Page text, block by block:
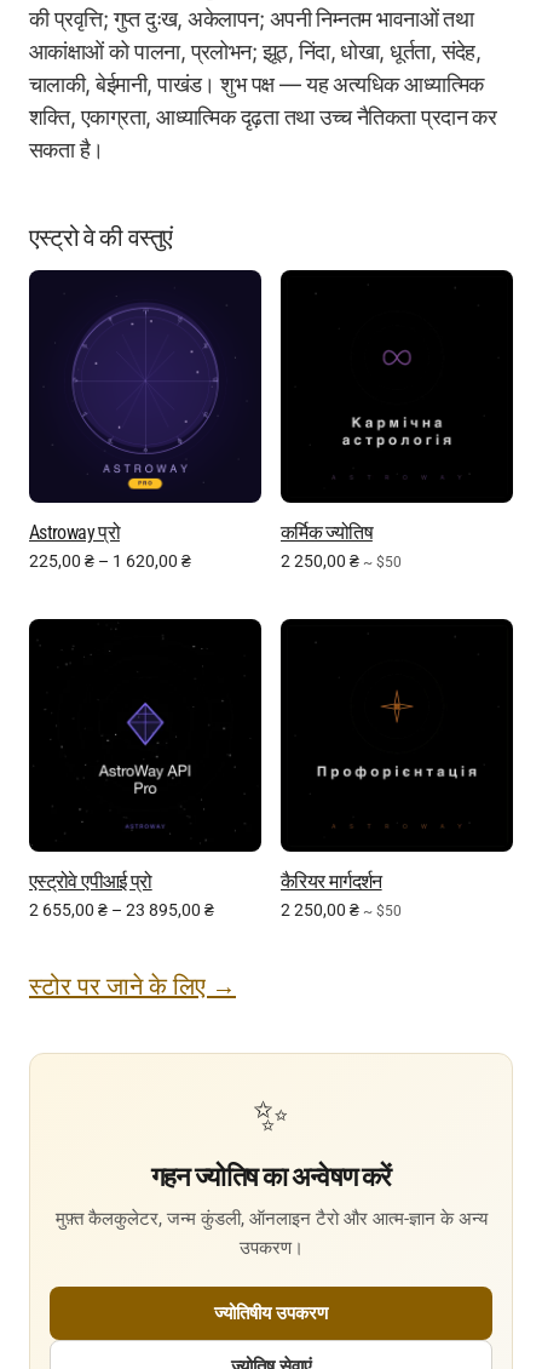
की प्रवृत्ति; गुप्त दुःख, अकेलापन; अपनी निम्नतम भावनाओं तथा
आकांक्षाओं को पालना, प्रलोभन; झूठ, निंदा, धोखा, धूर्तता, संदेह,
चालाकी, बेईमानी, पाखंड। शुभ पक्ष — यह अत्यधिक आध्यात्मिक
शक्ति, एकाग्रता, आध्यात्मिक दृढ़ता तथा उच्च नैतिकता प्रदान कर
सकता है।
एस्ट्रो वे की वस्तुएं
Astroway प्रो
225,00 ₴ – 1 620,00 ₴
कर्मिक ज्योतिष
2 250,00 ₴ ~ $50
एस्ट्रोवे एपीआई प्रो
2 655,00 ₴ – 23 895,00 ₴
कैरियर मार्गदर्शन
2 250,00 ₴ ~ $50
स्टोर पर जाने के लिए →
✨
गहन ज्योतिष का अन्वेषण करें
मुफ़्त कैलकुलेटर, जन्म कुंडली, ऑनलाइन टैरो और आत्म-ज्ञान के अन्य
उपकरण।
ज्योतिषीय उपकरण